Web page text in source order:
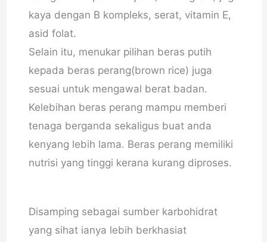
kaya dengan B kompleks, serat, vitamin E,
asid folat.
Selain itu, menukar pilihan beras putih
kepada beras perang(brown rice) juga
sesuai untuk mengawal berat badan.
Kelebihan beras perang mampu memberi
tenaga berganda sekaligus buat anda
kenyang lebih lama. Beras perang memiliki
nutrisi yang tinggi kerana kurang diproses.
Disamping sebagai sumber karbohidrat
yang sihat ianya lebih berkhasiat